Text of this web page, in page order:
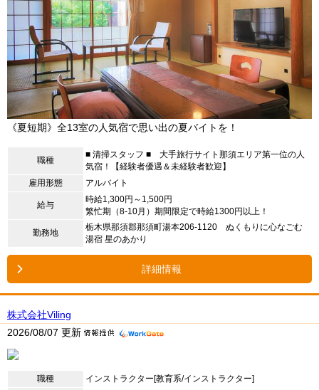
《夏短期》全13室の人気宿で思い出の夏バイトを！
職種
■ 清掃スタッフ ■ 大手旅行サイト那須エリア第一位の人
気宿！【経験者優遇＆未経験者歓迎】
雇用形態
アルバイト
給与
時給1,300円～1,500円
繁忙期（8-10月）期間限定で時給1300円以上！
勤務地
栃木県那須郡那須町湯本206-1120 ぬくもりに心なごむ
湯宿 星のあかり
詳細情報
株式会社Viling
2026/08/07 更新
職種
インストラクター[教育系/インストラクター]